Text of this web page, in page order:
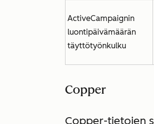
ActiveCampaignin
luontipäivämäärän
täyttötyönkulku
Copper
Copper-tietojen